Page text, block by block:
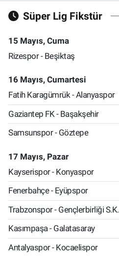
Süper Lig Fikstür
15 Mayıs, Cuma
Rizespor - Beşiktaş
16 Mayıs, Cumartesi
Fatih Karagümrük - Alanyaspor
Gaziantep FK - Başakşehir
Samsunspor - Göztepe
17 Mayıs, Pazar
Kayserispor - Konyaspor
Fenerbahçe - Eyüpspor
Trabzonspor - Gençlerbirliği S.K.
Kasımpaşa - Galatasaray
Antalyaspor - Kocaelispor